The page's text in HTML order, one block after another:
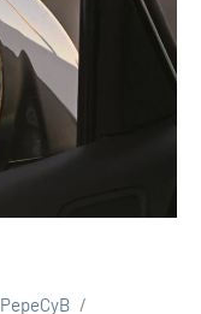
PepeCyB